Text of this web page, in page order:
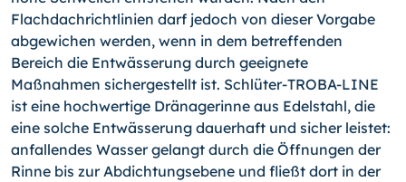
Flachdachrichtlinien darf jedoch von dieser Vorgabe
abgewichen werden, wenn in dem betreffenden
Bereich die Entwässerung durch geeignete
Maßnahmen sichergestellt ist. Schlüter-TROBA-LINE
ist eine hochwertige Dränagerinne aus Edelstahl, die
eine solche Entwässerung dauerhaft und sicher leistet:
anfallendes Wasser gelangt durch die Öffnungen der
Rinne bis zur Abdichtungsebene und fließt dort in der